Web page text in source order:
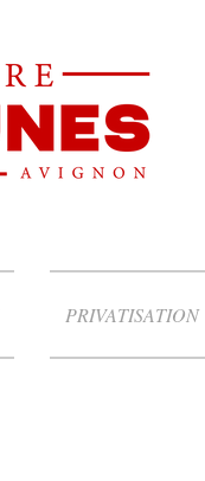
PRIVATISATION